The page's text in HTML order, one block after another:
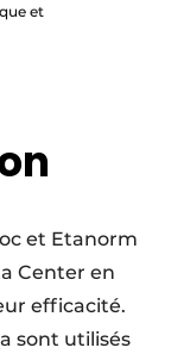
et
et Etanorm
Center en
efficacité.
sont utilisés